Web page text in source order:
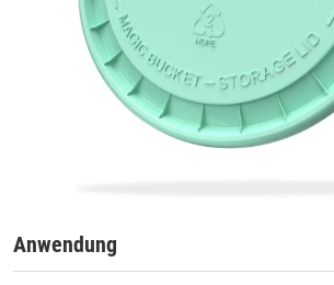
Anwendung